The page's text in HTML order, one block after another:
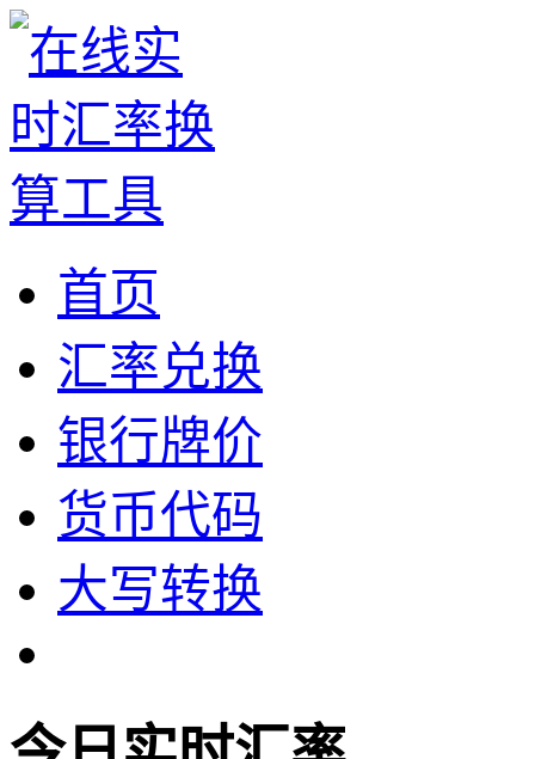
首页
汇率兑换
银行牌价
货币代码
大写转换